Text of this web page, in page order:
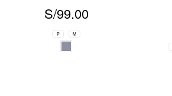
S/99.00
P M